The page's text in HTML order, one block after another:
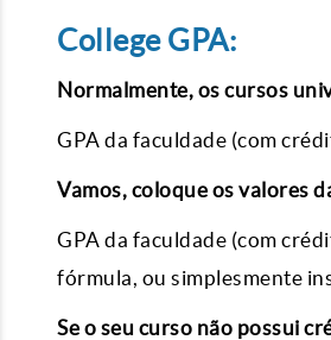
College GPA:
Normalmente, os cursos
GPA da faculdade (com
Vamos, coloque os valores
GPA da faculdade (com
fórmula, ou simplesmente
Se o seu curso não possui